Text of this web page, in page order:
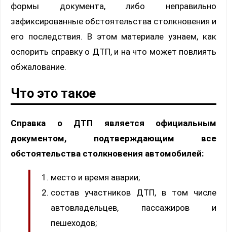
формы документа, либо неправильно
зафиксированные обстоятельства столкновения и
его последствия. В этом материале узнаем, как
оспорить справку о ДТП, и на что может повлиять
обжалование.
Что это такое
Справка о ДТП является официальным
документом, подтверждающим все
обстоятельства столкновения автомобилей:
место и время аварии;
состав участников ДТП, в том числе
автовладельцев, пассажиров и
пешеходов;